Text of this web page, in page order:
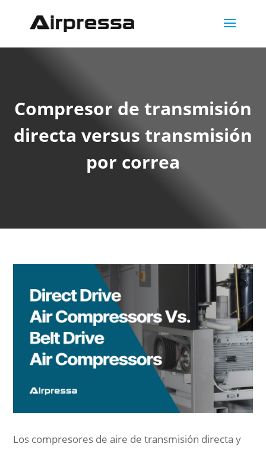
Compresor de transmisión
directa versus transmisión
por correa
Los compresores de aire de transmisión directa y